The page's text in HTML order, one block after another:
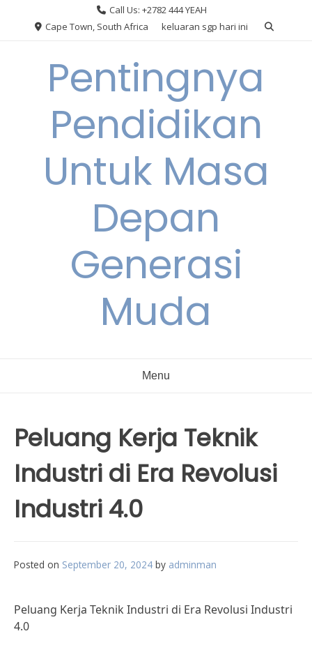
Call Us: +2782 444 YEAH
Cape Town, South Africa
keluaran sgp hari ini
Pentingnya
Pendidikan
Untuk Masa
Depan
Generasi
Muda
Menu
Peluang Kerja Teknik
Industri di Era Revolusi
Industri 4.0
Posted on September 20, 2024 by adminman
Peluang Kerja Teknik Industri di Era Revolusi Industri
4.0